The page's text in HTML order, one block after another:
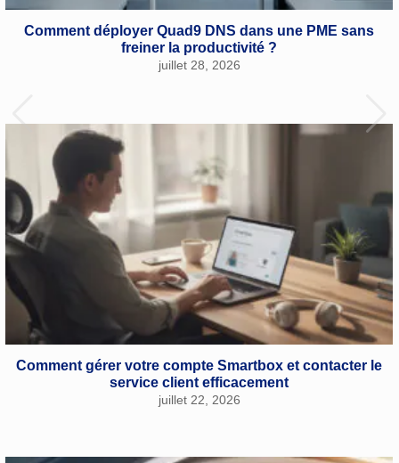
Comment déployer Quad9 DNS dans une PME sans
freiner la productivité ?
juillet 28, 2026
Comment gérer votre compte Smartbox et contacter le
service client efficacement
juillet 22, 2026